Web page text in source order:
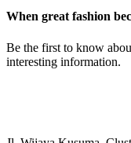
When great fashion
Be the first to know
interesting information.